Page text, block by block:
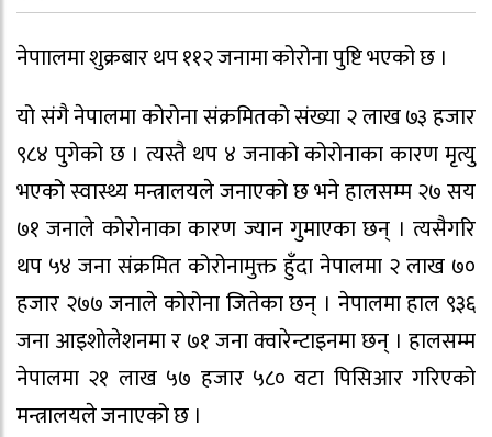
नेपाालमा शुक्रबार थप ११२ जनामा कोरोना पुष्टि भएको छ ।
यो संगै नेपालमा कोरोना संक्रमितको संख्या २ लाख ७३ हजार
९८४ पुगेको छ । त्यस्तै थप ४ जनाको कोरोनाका कारण मृत्यु
भएको स्वास्थ्य मन्त्रालयले जनाएको छ भने हालसम्म २७ सय
७१ जनाले कोरोनाका कारण ज्यान गुमाएका छन् । त्यसैगरि
थप ५४ जना संक्रमित कोरोनामुक्त हुँदा नेपालमा २ लाख ७०
हजार २७७ जनाले कोरोना जितेका छन् । नेपालमा हाल ९३६
जना आइशोलेशनमा र ७१ जना क्वारेन्टाइनमा छन् । हालसम्म
नेपालमा २१ लाख ५७ हजार ५८० वटा पिसिआर गरिएको
मन्त्रालयले जनाएको छ ।